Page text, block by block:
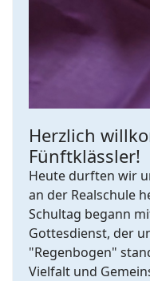
Herzlich
Fünftklässler!
Heute durften wir
an der Realschule
Schultag begann
Gottesdienst, der
"Regenbogen"
Vielfalt und